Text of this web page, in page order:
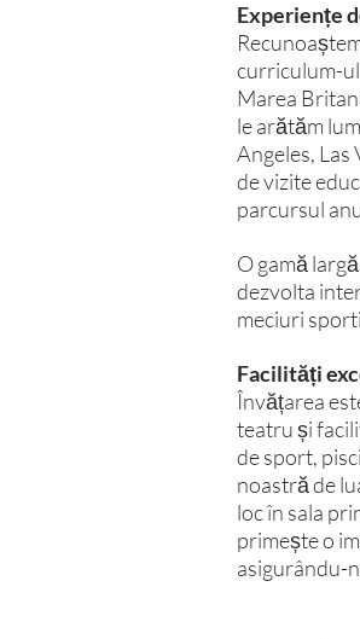
Experiențe
curriculum-
Marea
le arătăm
Angeles,
de vizite
parcursul
O gamă
dezvolta
meciuri
Facilități
Învățarea
teatru și
de sport,
noastră de
loc în sala
primește o
asigurându-